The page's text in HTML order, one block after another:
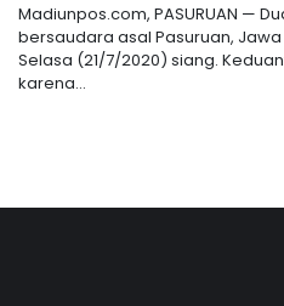
Madiunpos.com, PASURUAN —
bersaudara asal Pasuruan,
Selasa (21/7/2020) siang.
karena...